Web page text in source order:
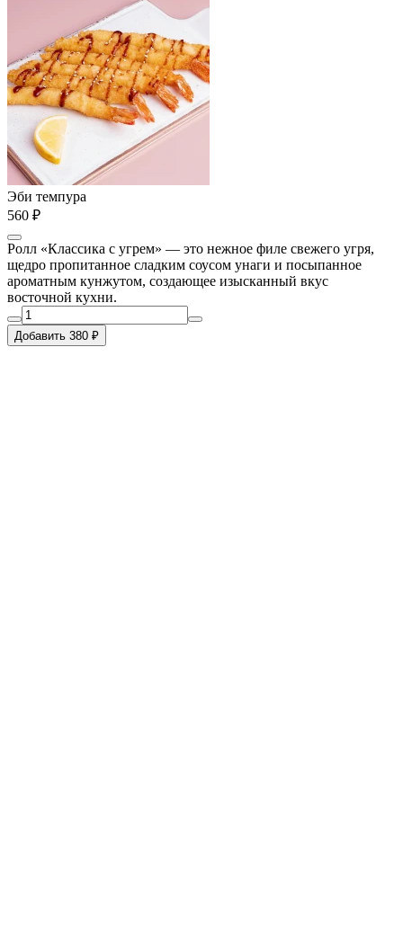
Эби темпура
560 ₽
Ролл «Классика с угрем» — это нежное филе свежего угря,
щедро пропитанное сладким соусом унаги и посыпанное
ароматным кунжутом, создающее изысканный вкус
восточной кухни.
Добавить 380 ₽